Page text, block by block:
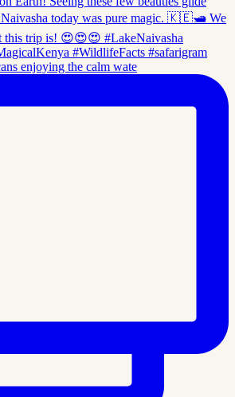
enjoying the calm wate